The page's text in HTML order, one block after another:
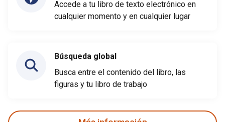
Accede a tu libro de texto electrónico en
cualquier momento y en cualquier lugar
Búsqueda global
Busca entre el contenido del libro, las
figuras y tu libro de trabajo